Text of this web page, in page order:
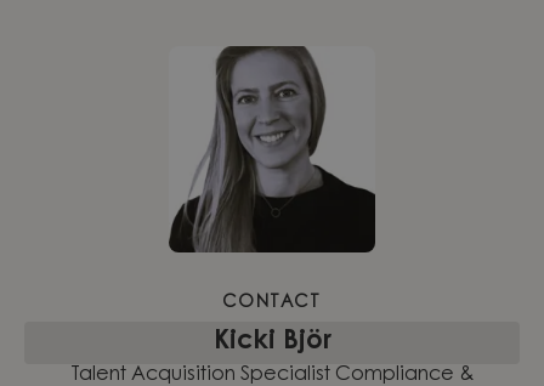
CONTACT
Kicki Björ
Talent Acquisition Specialist Compliance &